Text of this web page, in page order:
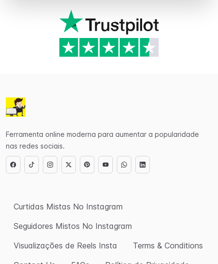
Ferramenta online moderna para aumentar a popularidade
nas redes sociais.
Curtidas Mistas No Instagram
Seguidores Mistos No Instagram
Visualizações de Reels Insta
Terms & Conditions